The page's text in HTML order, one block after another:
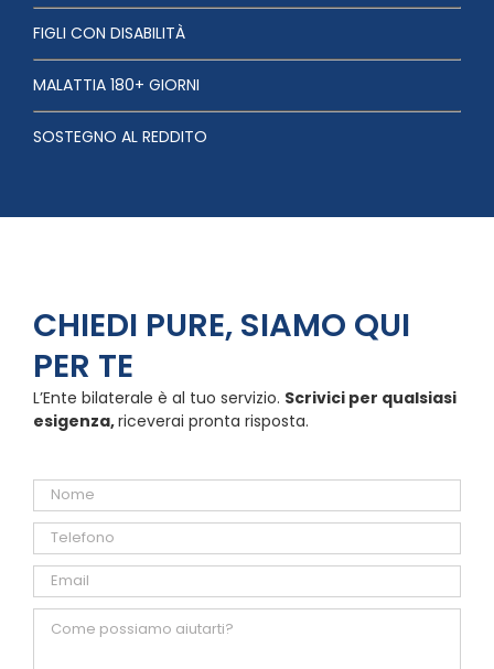
FIGLI CON DISABILITÀ
MALATTIA 180+ GIORNI
SOSTEGNO AL REDDITO
CHIEDI PURE, SIAMO QUI
PER TE
L’Ente bilaterale è al tuo servizio. Scrivici per qualsiasi
esigenza,riceverai pronta risposta.